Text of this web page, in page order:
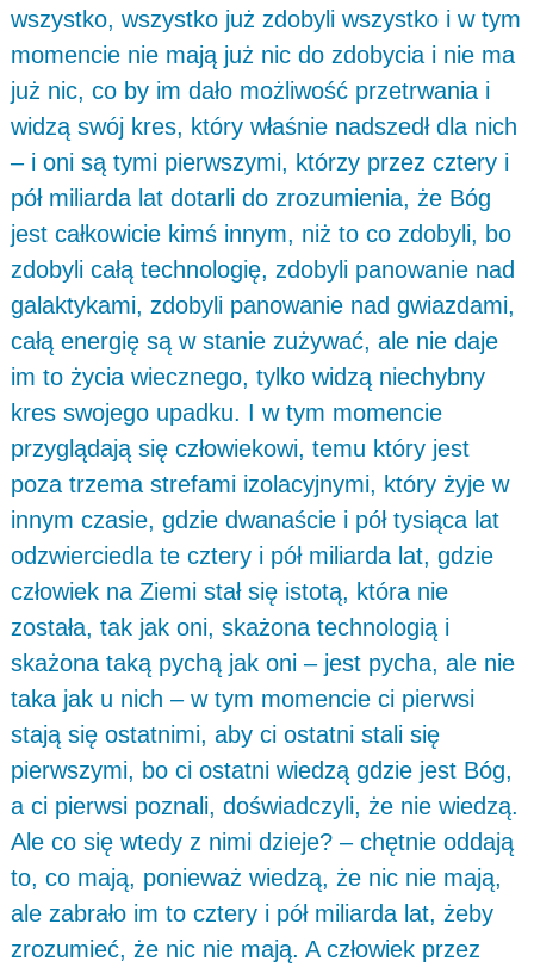
wszystko, wszystko już zdobyli wszystko i w tym
momencie nie mają już nic do zdobycia i nie ma
już nic, co by im dało możliwość przetrwania i
widzą swój kres, który właśnie nadszedł dla nich
– i oni są tymi pierwszymi, którzy przez cztery i
pół miliarda lat dotarli do zrozumienia, że Bóg
jest całkowicie kimś innym, niż to co zdobyli, bo
zdobyli całą technologię, zdobyli panowanie nad
galaktykami, zdobyli panowanie nad gwiazdami,
całą energię są w stanie zużywać, ale nie daje
im to życia wiecznego, tylko widzą niechybny
kres swojego upadku. I w tym momencie
przyglądają się człowiekowi, temu który jest
poza trzema strefami izolacyjnymi, który żyje w
innym czasie, gdzie dwanaście i pół tysiąca lat
odzwierciedla te cztery i pół miliarda lat, gdzie
człowiek na Ziemi stał się istotą, która nie
została, tak jak oni, skażona technologią i
skażona taką pychą jak oni – jest pycha, ale nie
taka jak u nich – w tym momencie ci pierwsi
stają się ostatnimi, aby ci ostatni stali się
pierwszymi, bo ci ostatni wiedzą gdzie jest Bóg,
a ci pierwsi poznali, doświadczyli, że nie wiedzą.
Ale co się wtedy z nimi dzieje? – chętnie oddają
to, co mają, ponieważ wiedzą, że nic nie mają,
ale zabrało im to cztery i pół miliarda lat, żeby
zrozumieć, że nic nie mają. A człowiek przez